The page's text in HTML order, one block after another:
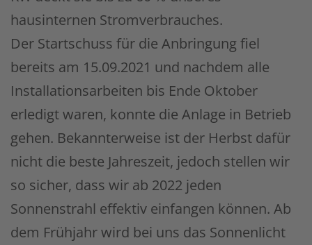
hausinternen Stromverbrauches.
Der Startschuss für die Anbringung fiel
bereits am 15.09.2021 und nachdem alle
Installationsarbeiten bis Ende Oktober
erledigt waren, konnte die Anlage in Betrieb
gehen. Bekannterweise ist der Herbst dafür
nicht die beste Jahreszeit, jedoch stellen wir
so sicher, dass wir ab 2022 jeden
Sonnenstrahl effektiv einfangen können. Ab
dem Frühjahr wird bei uns das Sonnenlicht